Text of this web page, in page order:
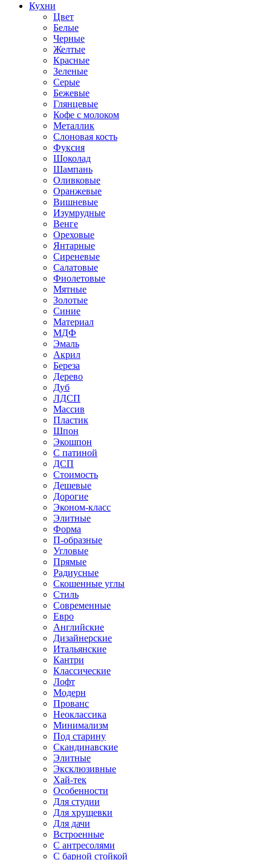
Кухни
Цвет
Белые
Черные
Желтые
Красные
Зеленые
Серые
Бежевые
Глянцевые
Кофе с молоком
Металлик
Слоновая кость
Фуксия
Шоколад
Шампань
Оливковые
Оранжевые
Вишневые
Изумрудные
Венге
Ореховые
Янтарные
Сиреневые
Салатовые
Фиолетовые
Мятные
Золотые
Синие
Материал
МДФ
Эмаль
Акрил
Береза
Дерево
Дуб
ЛДСП
Массив
Пластик
Шпон
Экошпон
С патиной
ДСП
Стоимость
Дешевые
Дорогие
Эконом-класс
Элитные
Форма
П-образные
Угловые
Прямые
Радиусные
Скошенные углы
Стиль
Современные
Евро
Английские
Дизайнерские
Итальянские
Кантри
Классические
Лофт
Модерн
Прованс
Неоклассика
Минимализм
Под старину
Скандинавские
Элитные
Эксклюзивные
Хай-тек
Особенности
Для студии
Для хрущевки
Для дачи
Встроенные
С антресолями
С барной стойкой